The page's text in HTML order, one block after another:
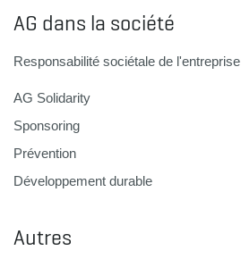
AG dans la société
Responsabilité sociétale de l'entreprise
AG Solidarity
Sponsoring
Prévention
Développement durable
Autres